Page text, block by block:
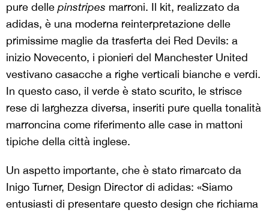
pure delle pinstripes marroni. Il kit, realizzato da
adidas, è una moderna reinterpretazione delle
primissime maglie da trasferta dei Red Devils: a
inizio Novecento, i pionieri del Manchester United
vestivano casacche a righe verticali bianche e verdi.
In questo caso, il verde è stato scurito, le strisce
rese di larghezza diversa, inseriti pure quella tonalità
marroncina come riferimento alle case in mattoni
tipiche della città inglese.
Un aspetto importante, che è stato rimarcato da
Inigo Turner, Design Director di adidas: «Siamo
entusiasti di presentare questo design che richiama